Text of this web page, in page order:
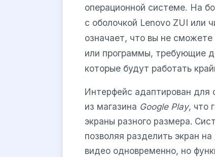
операционной системе. На
с оболочкой Lenovo ZUI или
означает, что вы не
или программы, требующие
которые будут работать
Интерфейс адаптирован для
из магазина Google Play, что
экраны разного размера.
позволяя разделить экран
видео одновременно, но